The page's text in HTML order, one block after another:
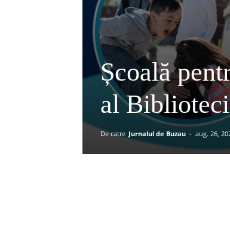
Școală
al
De catre Jurnalul de Buzau - aug. 26,